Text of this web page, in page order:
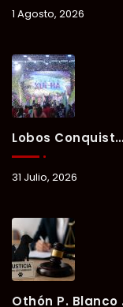
1 Agosto, 2026
Lobos Conquista La Primera Competencia Del Verano Xul-Há 2026 En Una Noche Llena De Talento Y Energía.
31 Julio, 2026
Othón P. Blanco Refrenda Su Compromiso Contra El Maltrato Animal: Vinculan A Proceso A Presunto Responsable Tras Denuncia Del Ayuntamiento.